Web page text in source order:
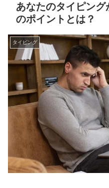
あなたのタイピン
のポイントとは？
タイピング